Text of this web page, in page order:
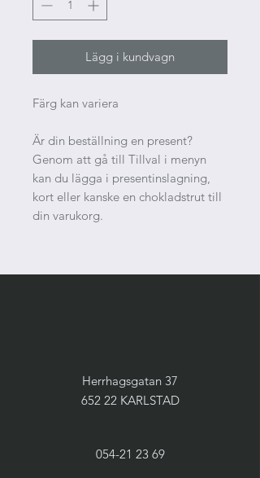
Lägg i kundvagn
Färg kan variera
Är din beställning en present?
Genom att gå till Tillval i menyn
kan du lägga i presentinslagning,
kort eller kanske en chokladstrut till
din varukorg.
Herrhagsgatan 37
652 22 KARLSTAD
054-21 23 69